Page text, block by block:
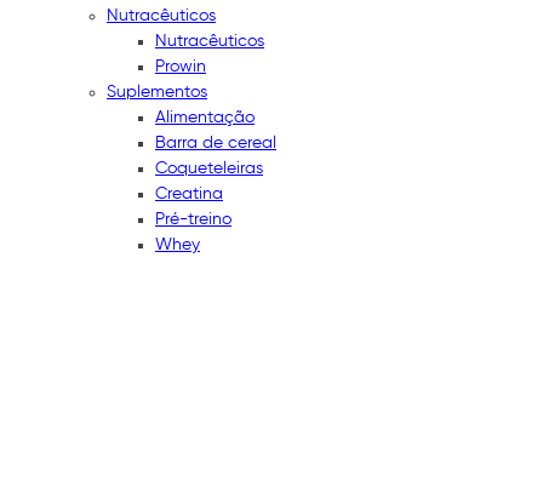
Nutracêuticos
Nutracêuticos
Prowin
Suplementos
Alimentação
Barra de cereal
Coqueteleiras
Creatina
Pré-treino
Whey